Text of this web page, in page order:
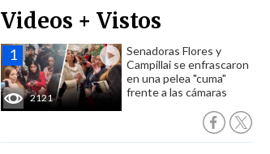
Videos + Vistos
2121
Senadoras Flores y
Campillai se enfrascaron
en una pelea "cuma"
frente a las cámaras